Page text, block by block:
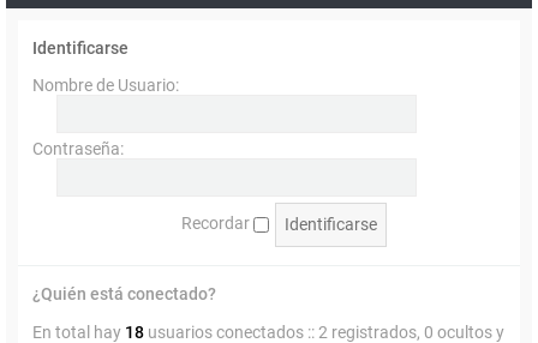
Identificarse
Nombre de Usuario:
Contraseña:
Recordar
¿Quién está conectado?
En total hay 18 usuarios conectados :: 2 registrados, 0 ocultos y